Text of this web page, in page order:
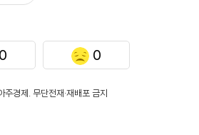
0 0
경제. 무단전재·재배포 금지